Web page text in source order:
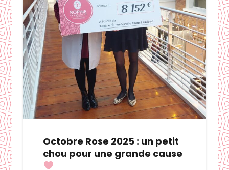
Octobre Rose 2025 : un petit
chou pour une grande cause